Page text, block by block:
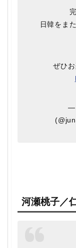
日韓をま
ぜひ
—
河瀬桃子／